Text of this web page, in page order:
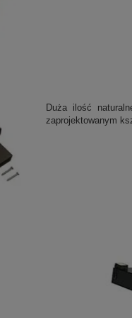
249,00
Duża ilość
zaprojektowanym